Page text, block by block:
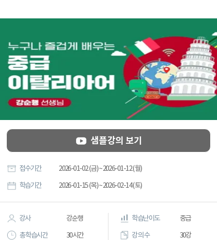
샘플강의 보기
접수기간 2026-01-02 (금) ~ 2026-01-12 (월)
학습기간 2026-01-15 (목) ~ 2026-02-14 (토)
강사 강순행
총 학습시간 30시간
학습난이도 중급
강의 수 30강